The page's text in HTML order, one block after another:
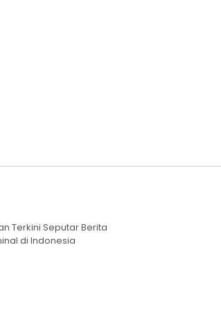
Terkini Seputar Berita
di Indonesia